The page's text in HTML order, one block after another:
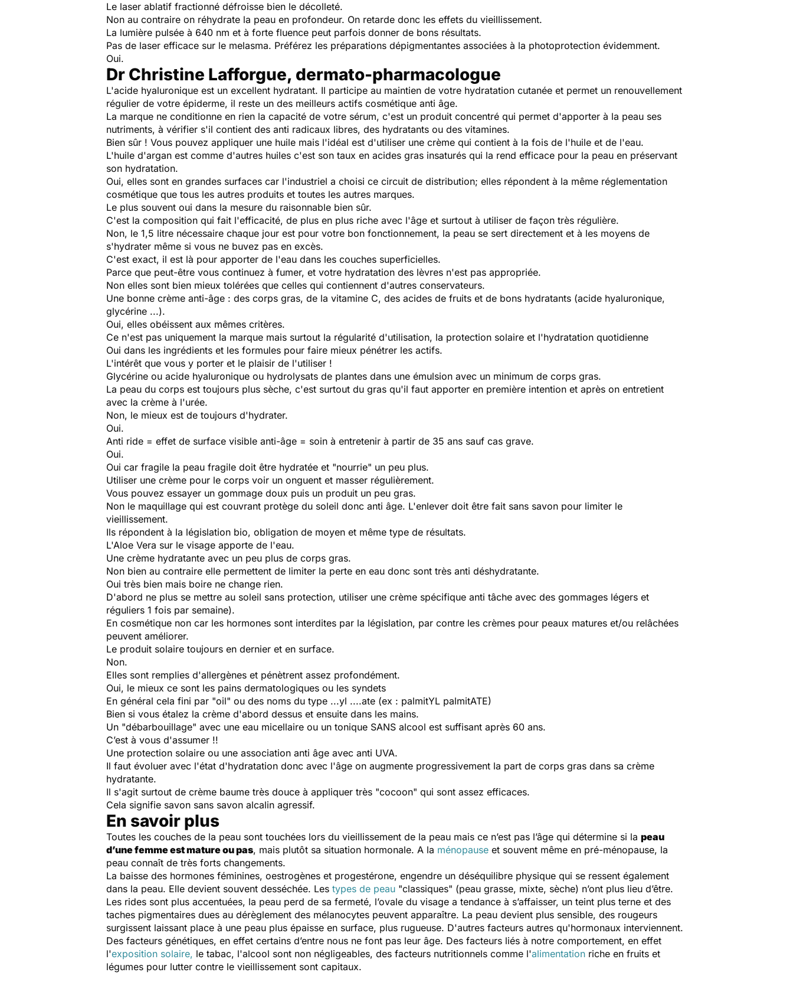
Le laser ablatif fractionné défroisse bien le décolleté.
Non au contraire on réhydrate la peau en profondeur. On retarde donc les effets du vieillissement.
La lumière pulsée à 640 nm et à forte fluence peut parfois donner de bons résultats.
Pas de laser efficace sur le melasma. Préférez les préparations dépigmentantes associées à la photoprotection évidemment.
Oui.
Dr Christine Lafforgue, dermato-pharmacologue
L'acide hyaluronique est un excellent hydratant. Il participe au maintien de votre hydratation cutanée et permet un renouvellement
régulier de votre épiderme, il reste un des meilleurs actifs cosmétique anti âge.
La marque ne conditionne en rien la capacité de votre sérum, c'est un produit concentré qui permet d'apporter à la peau ses
nutriments, à vérifier s'il contient des anti radicaux libres, des hydratants ou des vitamines.
Bien sûr ! Vous pouvez appliquer une huile mais l'idéal est d'utiliser une crème qui contient à la fois de l'huile et de l'eau.
L'huile d'argan est comme d'autres huiles c'est son taux en acides gras insaturés qui la rend efficace pour la peau en préservant
son hydratation.
Oui, elles sont en grandes surfaces car l'industriel a choisi ce circuit de distribution; elles répondent à la même réglementation
cosmétique que tous les autres produits et toutes les autres marques.
Le plus souvent oui dans la mesure du raisonnable bien sûr.
C'est la composition qui fait l'efficacité, de plus en plus riche avec l'âge et surtout à utiliser de façon très régulière.
Non, le 1,5 litre nécessaire chaque jour est pour votre bon fonctionnement, la peau se sert directement et à les moyens de
s'hydrater même si vous ne buvez pas en excès.
C'est exact, il est là pour apporter de l'eau dans les couches superficielles.
Parce que peut-être vous continuez à fumer, et votre hydratation des lèvres n'est pas appropriée.
Non elles sont bien mieux tolérées que celles qui contiennent d'autres conservateurs.
Une bonne crème anti-âge : des corps gras, de la vitamine C, des acides de fruits et de bons hydratants (acide hyaluronique,
glycérine ...).
Oui, elles obéissent aux mêmes critères.
Ce n'est pas uniquement la marque mais surtout la régularité d'utilisation, la protection solaire et l'hydratation quotidienne
Oui dans les ingrédients et les formules pour faire mieux pénétrer les actifs.
L'intérêt que vous y porter et le plaisir de l'utiliser !
Glycérine ou acide hyaluronique ou hydrolysats de plantes dans une émulsion avec un minimum de corps gras.
La peau du corps est toujours plus sèche, c'est surtout du gras qu'il faut apporter en première intention et après on entretient
avec la crème à l'urée.
Non, le mieux est de toujours d'hydrater.
Oui.
Anti ride = effet de surface visible anti-âge = soin à entretenir à partir de 35 ans sauf cas grave.
Oui.
Oui car fragile la peau fragile doit être hydratée et "nourrie" un peu plus.
Utiliser une crème pour le corps voir un onguent et masser régulièrement.
Vous pouvez essayer un gommage doux puis un produit un peu gras.
Non le maquillage qui est couvrant protège du soleil donc anti âge. L'enlever doit être fait sans savon pour limiter le
vieillissement.
Ils répondent à la législation bio, obligation de moyen et même type de résultats.
L'Aloe Vera sur le visage apporte de l'eau.
Une crème hydratante avec un peu plus de corps gras.
Non bien au contraire elle permettent de limiter la perte en eau donc sont très anti déshydratante.
Oui très bien mais boire ne change rien.
D'abord ne plus se mettre au soleil sans protection, utiliser une crème spécifique anti tâche avec des gommages légers et
réguliers 1 fois par semaine).
En cosmétique non car les hormones sont interdites par la législation, par contre les crèmes pour peaux matures et/ou relâchées
peuvent améliorer.
Le produit solaire toujours en dernier et en surface.
Non.
Elles sont remplies d'allergènes et pénètrent assez profondément.
Oui, le mieux ce sont les pains dermatologiques ou les syndets
En général cela fini par "oil" ou des noms du type ...yl ....ate (ex : palmitYL palmitATE)
Bien si vous étalez la crème d'abord dessus et ensuite dans les mains.
Un "débarbouillage" avec une eau micellaire ou un tonique SANS alcool est suffisant après 60 ans.
C’est à vous d'assumer !!
Une protection solaire ou une association anti âge avec anti UVA.
Il faut évoluer avec l'état d'hydratation donc avec l'âge on augmente progressivement la part de corps gras dans sa crème
hydratante.
Il s'agit surtout de crème baume très douce à appliquer très "cocoon" qui sont assez efficaces.
Cela signifie savon sans savon alcalin agressif.
En savoir plus
Toutes les couches de la peau sont touchées lors du vieillissement de la peau mais ce n’est pas l’âge qui détermine si la peau
d’une femme est mature ou pas, mais plutôt sa situation hormonale. A la ménopause et souvent même en pré-ménopause, la
peau connaît de très forts changements.
La baisse des hormones féminines, oestrogènes et progestérone, engendre un déséquilibre physique qui se ressent également
dans la peau. Elle devient souvent desséchée. Les types de peau "classiques" (peau grasse, mixte, sèche) n’ont plus lieu d’être.
Les rides sont plus accentuées, la peau perd de sa fermeté, l’ovale du visage a tendance à s’affaisser, un teint plus terne et des
taches pigmentaires dues au dérèglement des mélanocytes peuvent apparaître. La peau devient plus sensible, des rougeurs
surgissent laissant place à une peau plus épaisse en surface, plus rugueuse. D'autres facteurs autres qu'hormonaux interviennent.
Des facteurs génétiques, en effet certains d’entre nous ne font pas leur âge. Des facteurs liés à notre comportement, en effet
l'exposition solaire, le tabac, l'alcool sont non négligeables, des facteurs nutritionnels comme l'alimentation riche en fruits et
légumes pour lutter contre le vieillissement sont capitaux.